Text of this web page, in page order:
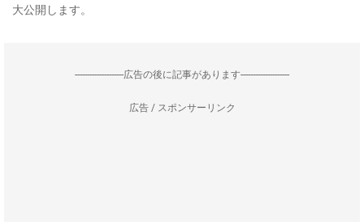
大公開します。
--------------------広告の後に記事があります--------------------
広告 / スポンサーリンク